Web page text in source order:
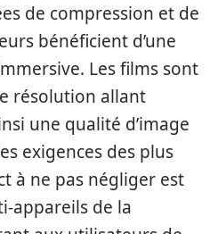
de compression et de
bénéficient d’une
Les films sont
résolution allant
une qualité d’image
exigences des plus
à ne pas négliger est
appareils de la